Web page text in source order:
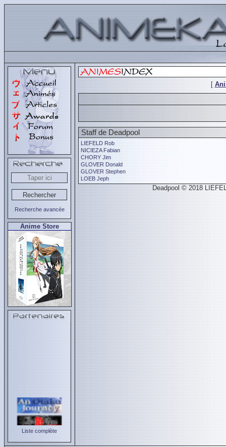
Recherche avancée
Anime Store
Liste complète
[
Staff de Deadpool
LIEFELD Rob
NICIEZA Fabian
CHORY Jim
GLOVER Donald
GLOVER Stephen
LOEB Jeph
Deadpool © 2018